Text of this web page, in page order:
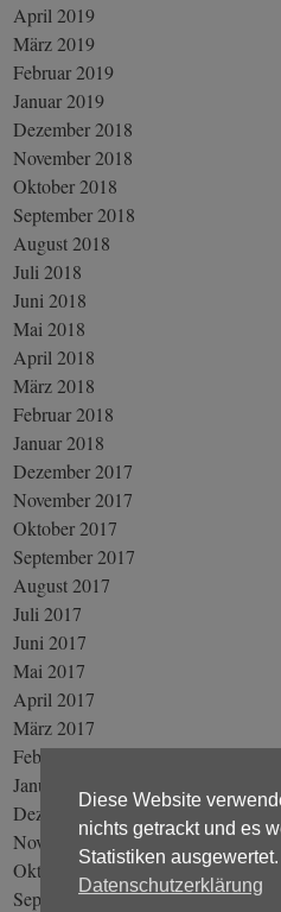
April 2019
März 2019
Februar 2019
Januar 2019
Dezember 2018
November 2018
Oktober 2018
September 2018
August 2018
Juli 2018
Juni 2018
Mai 2018
April 2018
März 2018
Februar 2018
Januar 2018
Dezember 2017
November 2017
Oktober 2017
September 2017
August 2017
Juli 2017
Juni 2017
Mai 2017
April 2017
März 2017
Februar 2017
Januar 2017
Dezember 2016
November 2016
Oktober 2016
September 2016
Diese Website
nichts getrackt und es
Statistiken
Datenschutzerklärung